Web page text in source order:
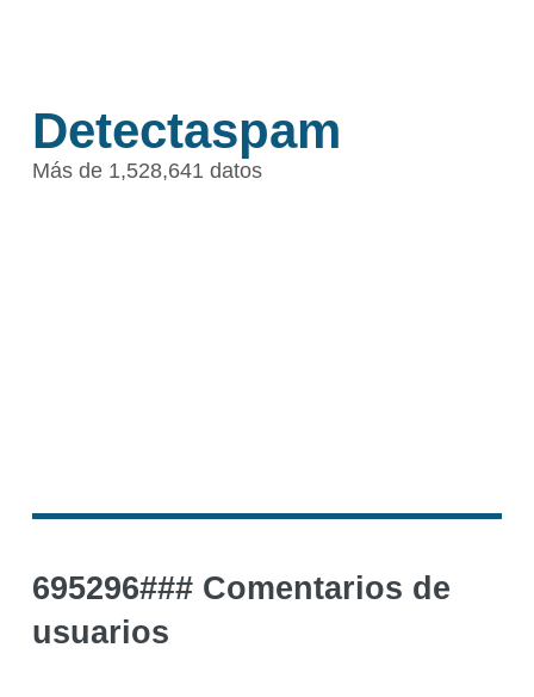
Detectaspam
Más de 1,528,641 datos
695296### Comentarios de
usuarios